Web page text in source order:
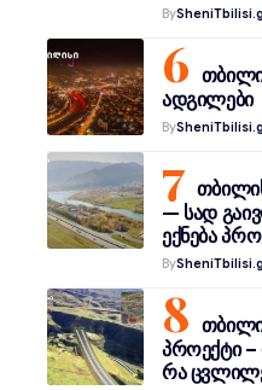
By
ადგილები
By
— სად
ექნება
By
პროექტი –
რა